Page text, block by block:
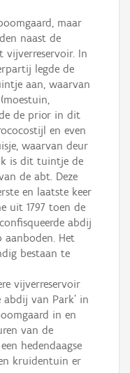
maar
naast de
vijverreservoir. In
legde de
aan, waarvan
de prior in dit
en even
waarvan deur
is dit tuintje de
de abt. Deze
en laatste keer
uit 1797 toen de
abdij
Het
bestaan te
vijverreservoir
van Park’ in
in en
van de
hedendaagse
kruidentuin er